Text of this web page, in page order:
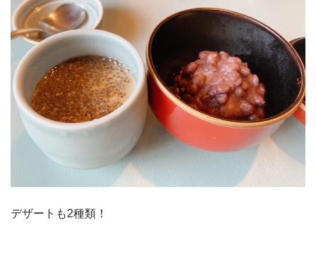
デザートも2種類！